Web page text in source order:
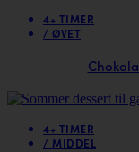
4+ TIMER
/ ØVET
4+ TIMER
/ MIDDEL